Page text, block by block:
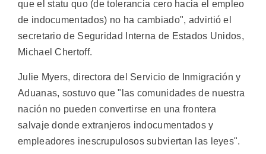
que el statu quo (de tolerancia cero hacia el empleo
de indocumentados) no ha cambiado", advirtió el
secretario de Seguridad Interna de Estados Unidos,
Michael Chertoff.
Julie Myers, directora del Servicio de Inmigración y
Aduanas, sostuvo que "las comunidades de nuestra
nación no pueden convertirse en una frontera
salvaje donde extranjeros indocumentados y
empleadores inescrupulosos subviertan las leyes".